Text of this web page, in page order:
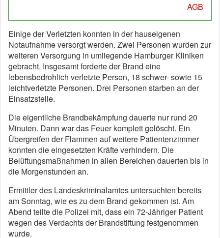
AGB
Einige der Verletzten konnten in der hauseigenen
Notaufnahme versorgt werden. Zwei Personen wurden zur
weiteren Versorgung in umliegende Hamburger Kliniken
gebracht. Insgesamt forderte der Brand eine
lebensbedrohlich verletzte Person, 18 schwer- sowie 15
leichtverletzte Personen. Drei Personen starben an der
Einsatzstelle.
Die eigentliche Brandbekämpfung dauerte nur rund 20
Minuten. Dann war das Feuer komplett gelöscht. Ein
Übergreifen der Flammen auf weitere Patientenzimmer
konnten die eingesetzten Kräfte verhindern. Die
Belüftungsmaßnahmen in allen Bereichen dauerten bis in
die Morgenstunden an.
Ermittler des Landeskriminalamtes untersuchten bereits
am Sonntag, wie es zu dem Brand gekommen ist. Am
Abend teilte die Polizei mit, dass ein 72-Jähriger Patient
wegen des Verdachts der Brandstiftung festgenommen
wurde.